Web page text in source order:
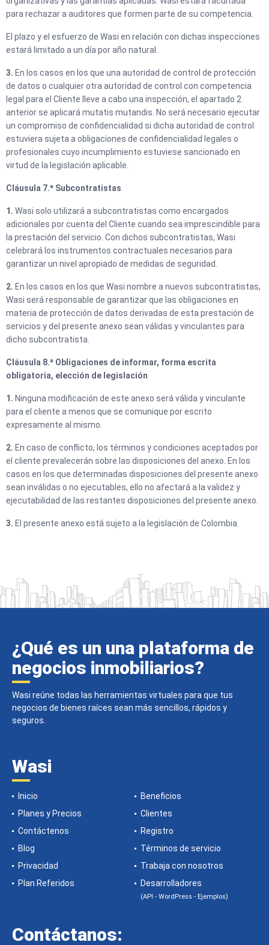
para rechazar a auditores que formen parte de su competencia.
El plazo y el esfuerzo de Wasi en relación con dichas inspecciones
estará limitado a un día por año natural.
3. En los casos en los que una autoridad de control de protección
de datos o cualquier otra autoridad de control con competencia
legal para el Cliente lleve a cabo una inspección, el apartado 2
anterior se aplicará mutatis mutandis. No será necesario ejecutar
un compromiso de confidencialidad si dicha autoridad de control
estuviera sujeta a obligaciones de confidencialidad legales o
profesionales cuyo incumplimiento estuviese sancionado en
virtud de la legislación aplicable.
Cláusula 7.ª Subcontratistas
1. Wasi solo utilizará a subcontratistas como encargados
adicionales por cuenta del Cliente cuando sea imprescindible para
la prestación del servicio. Con dichos subcontratistas, Wasi
celebrará los instrumentos contractuales necesarios para
garantizar un nivel apropiado de medidas de seguridad.
2. En los casos en los que Wasi nombre a nuevos subcontratistas,
Wasi será responsable de garantizar que las obligaciones en
materia de protección de datos derivadas de esta prestación de
servicios y del presente anexo sean válidas y vinculantes para
dicho subcontratista.
Cláusula 8.ª Obligaciones de informar, forma escrita
obligatoria, elección de legislación
1. Ninguna modificación de este anexo será válida y vinculante
para el cliente a menos que se comunique por escrito
expresamente al mismo.
2. En caso de conflicto, los términos y condiciones aceptados por
el cliente prevalecerán sobre las disposiciones del anexo. En los
casos en los que determinadas disposiciones del presente anexo
sean inválidas o no ejecutables, ello no afectará a la validez y
ejecutabilidad de las restantes disposiciones del presente anexo.
3. El presente anexo está sujeto a la legislación de Colombia.
¿Qué es un una plataforma de
negocios inmobiliarios?
Wasi reúne todas las herramientas virtuales para que tus
negocios de bienes raíces sean más sencillos, rápidos y
seguros.
Wasi
Inicio
Beneficios
Planes y Precios
Clientes
Contáctenos
Registro
Blog
Términos de servicio
Privacidad
Trabaja con nosotros
Plan Referidos
Desarrolladores
(API - WordPress - Ejemplos)
Contáctanos: